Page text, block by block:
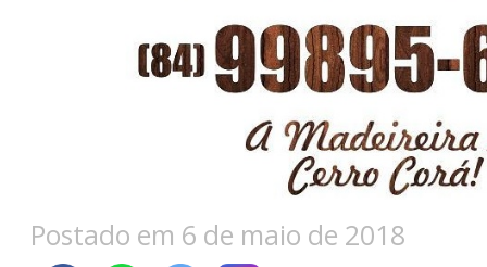
Postado em 6 de maio de 2018